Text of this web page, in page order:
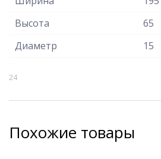
Высота
65
Диаметр
15
24
Похожие товары